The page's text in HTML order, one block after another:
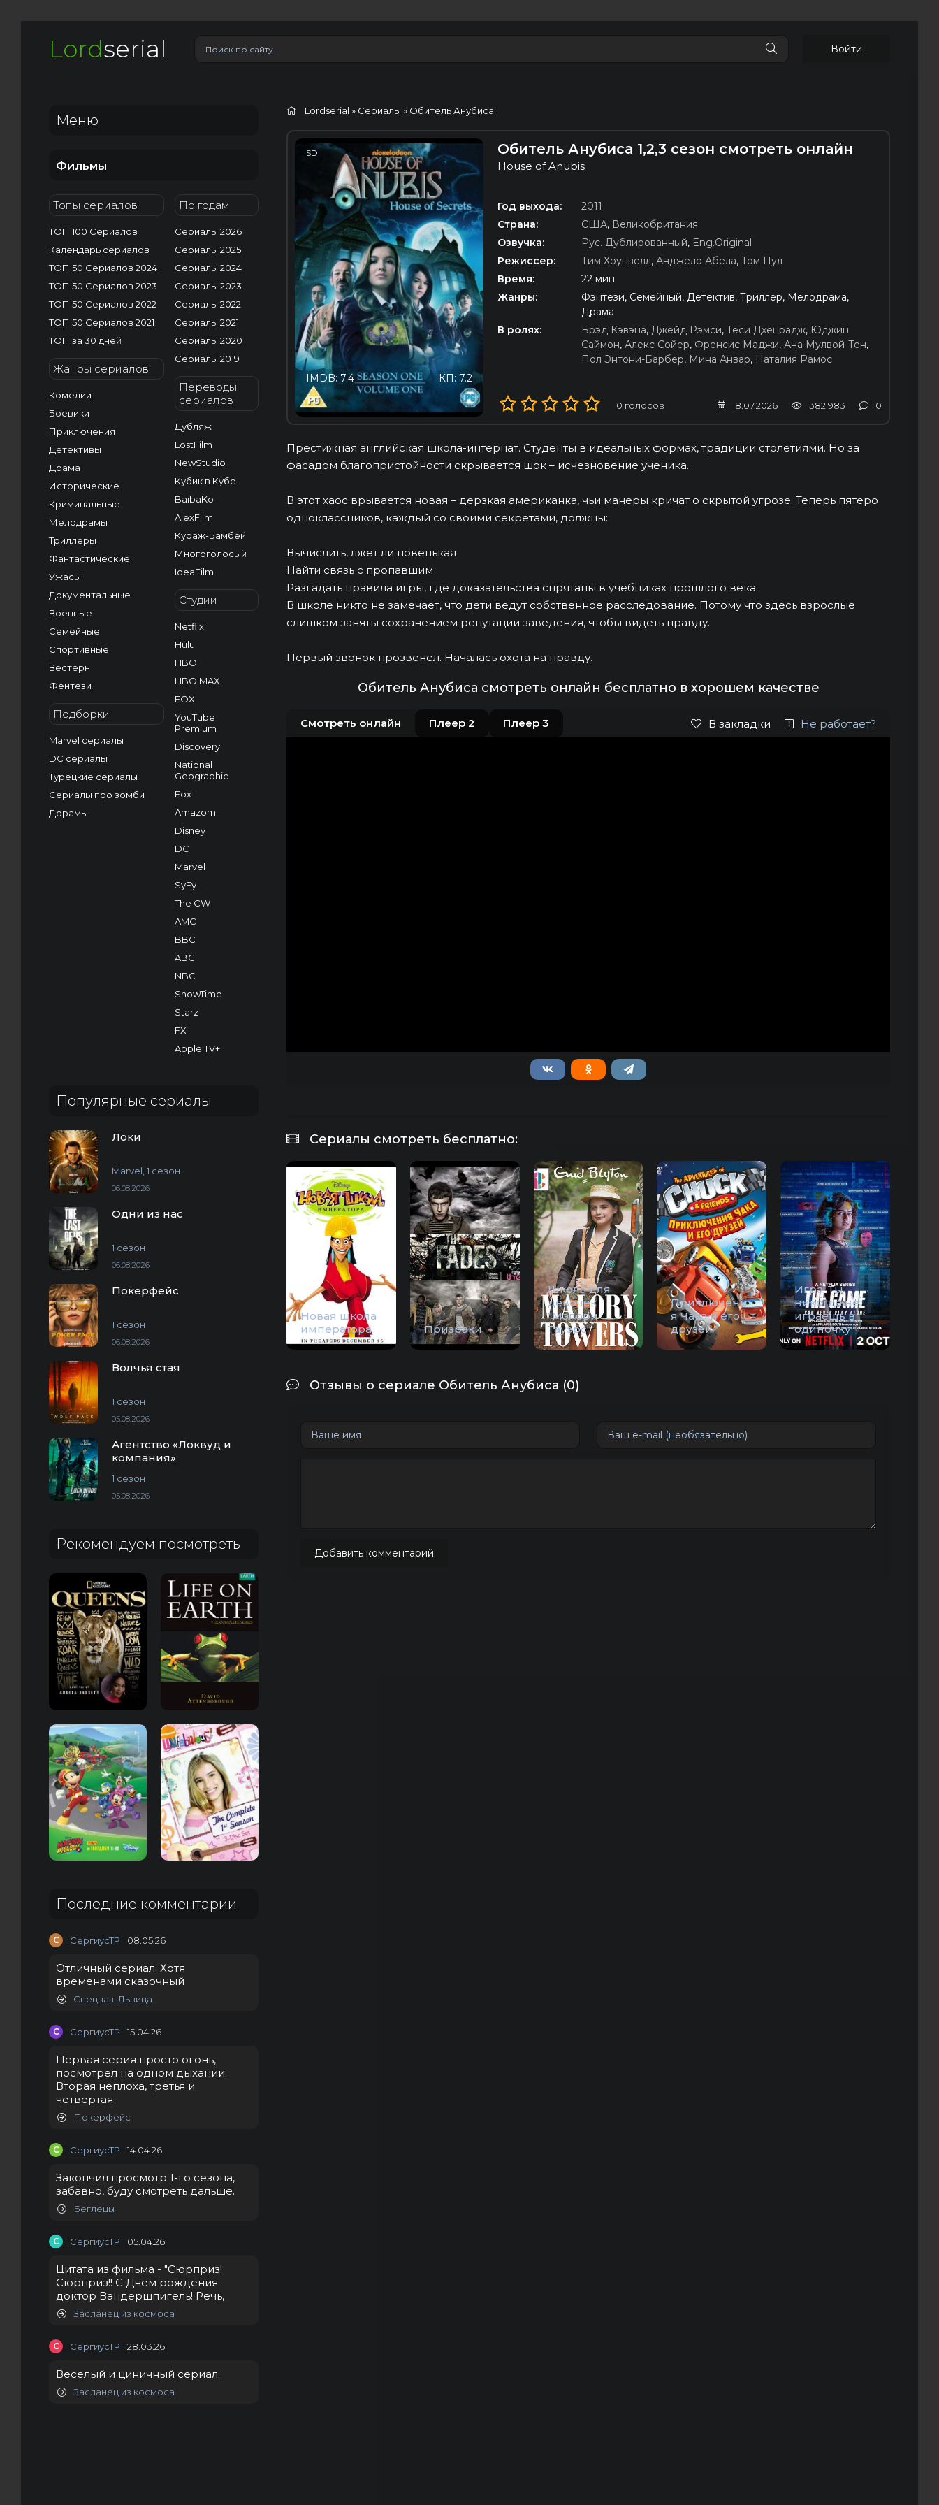
Lordserial Войти
Меню
Фильмы
Топы сериалов
ТОП 100 Сериалов
Календарь сериалов
ТОП 50 Сериалов 2024
ТОП 50 Сериалов 2023
ТОП 50 Сериалов 2022
ТОП 50 Сериалов 2021
ТОП за 30 дней
Жанры сериалов
Комедии
Боевики
Приключения
Детективы
Драма
Исторические
Криминальные
Мелодрамы
Триллеры
Фантастические
Ужасы
Документальные
Военные
Семейные
Спортивные
Вестерн
Фентези
Подборки
Marvel сериалы
DC сериалы
Турецкие сериалы
Сериалы про зомби
Дорамы
По годам
Сериалы 2026
Сериалы 2025
Сериалы 2024
Сериалы 2023
Сериалы 2022
Сериалы 2021
Сериалы 2020
Сериалы 2019
Переводы
сериалов
Дубляж
LostFilm
NewStudio
Кубик в Кубе
BaibaKo
AlexFilm
Кураж-Бамбей
Многоголосый
IdeaFilm
Студии
Netflix
Hulu
HBO
HBO MAX
FOX
YouTube
Premium
Discovery
National
Geographic
Fox
Amazom
Disney
DC
Marvel
SyFy
The CW
AMC
BBC
ABC
NBC
ShowTime
Starz
FX
Apple TV+
Популярные сериалы
Локи
Marvel, 1 сезон
06.08.2026
Одни из нас
1 сезон
06.08.2026
Покерфейс
1 сезон
06.08.2026
Волчья стая
1 сезон
05.08.2026
Агентство «Локвуд и
компания»
1 сезон
05.08.2026
Рекомендуем посмотреть
Последние комментарии
С СергиусТР 08.05.26
Отличный сериал. Хотя
временами сказочный
Спецназ: Львица
С СергиусТР 15.04.26
Первая серия просто огонь,
посмотрел на одном дыхании.
Вторая неплоха, третья и
четвертая
Покерфейс
С СергиусТР 14.04.26
Закончил просмотр 1-го сезона,
забавно, буду смотреть дальше.
Беглецы
С СергиусТР 05.04.26
Цитата из фильма - "Сюрприз!
Сюрприз!! С Днем рождения
доктор Вандершпигель! Речь,
Засланец из космоса
С СергиусТР 28.03.26
Веселый и циничный сериал.
Засланец из космоса
Lordserial » Сериалы » Обитель Анубиса
SD
КП: 7.2
IMDB: 7.4
Обитель Анубиса 1,2,3 сезон смотреть онлайн
House of Anubis
Год выхода:
2011
Страна:
США, Великобритания
Озвучка:
Рус. Дублированный, Eng.Original
Режиссер:
Тим Хоупвелл, Анджело Абела, Том Пул
Время:
22 мин
Жанры:
Фэнтези, Семейный, Детектив, Триллер, Мелодрама,
Драма
В ролях:
Брэд Кэвэна, Джейд Рэмси, Теси Дхенрадж, Юджин
Саймон, Алекс Сойер, Френсис Маджи, Ана Мулвой-Тен,
Пол Энтони-Барбер, Мина Анвар, Наталия Рамос
0 голосов 18.07.2026 382 983 0
Престижная английская школа-интернат. Студенты в идеальных формах, традиции столетиями. Но за
фасадом благопристойности скрывается шок – исчезновение ученика.
В этот хаос врывается новая – дерзкая американка, чьи манеры кричат о скрытой угрозе. Теперь пятеро
одноклассников, каждый со своими секретами, должны:
Вычислить, лжёт ли новенькая
Найти связь с пропавшим
Разгадать правила игры, где доказательства спрятаны в учебниках прошлого века
В школе никто не замечает, что дети ведут собственное расследование. Потому что здесь взрослые
слишком заняты сохранением репутации заведения, чтобы видеть правду.
Первый звонок прозвенел. Началась охота на правду.
Обитель Анубиса смотреть онлайн бесплатно в хорошем качестве
Смотреть онлайн Плеер 2 Плеер 3 В закладки Не работает?
Сериалы смотреть бесплатно:
Новая школа
императора
Призраки
Школа для
девочек
"Мэлори
Тауэрс"
Приключени
я Чака и его
друзей
Игра: Ты
никогда не
играешь в
одиночку
Отзывы о сериале Обитель Анубиса (0)
Добавить комментарий